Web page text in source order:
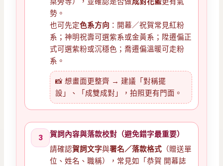
勢。
也可先定色系方向 ：開幕／祝賀常見紅粉
系；神明祝壽可選紫系或金黃系；陞遷偏正
式可選紫粉或沉穩色；喬遷偏溫暖可走粉
系。
📸 想畫面更整齊 → 建議「對稱擺
設」、「成雙成對」，拍照更有門面。
3
賀詞內容與落款校對（避免錯字最重要）
請確認賀詞文字與署名／落款格式 （贈送單
位、姓名、職稱），常見如「恭賀 開幕誌